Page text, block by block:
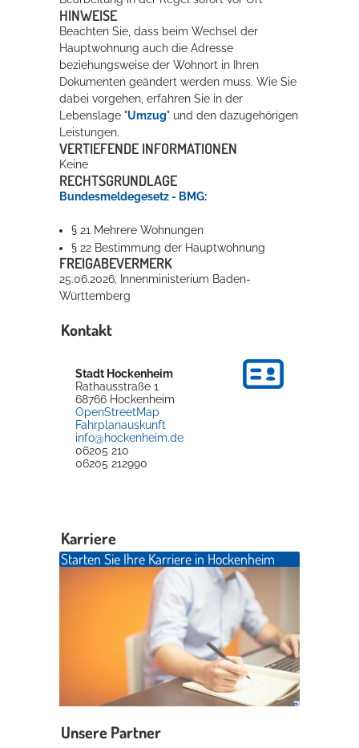
HINWEISE
Beachten Sie, dass beim Wechsel der
Hauptwohnung auch die Adresse
beziehungsweise der Wohnort in Ihren
Dokumenten geändert werden muss. Wie Sie
dabei vorgehen, erfahren Sie in der
Lebenslage "Umzug" und den dazugehörigen
Leistungen.
VERTIEFENDE INFORMATIONEN
Keine
RECHTSGRUNDLAGE
Bundesmeldegesetz - BMG:
§ 21 Mehrere Wohnungen
§ 22 Bestimmung der Hauptwohnung
FREIGABEVERMERK
25.06.2026; Innenministerium Baden-
Württemberg
Kontakt
Stadt Hockenheim
Rathausstraße 1
68766 Hockenheim
OpenStreetMap
Fahrplanauskunft
info@hockenheim.de
06205 210
06205 212990
Karriere
Starten Sie Ihre Karriere in Hockenheim
Unsere Partner